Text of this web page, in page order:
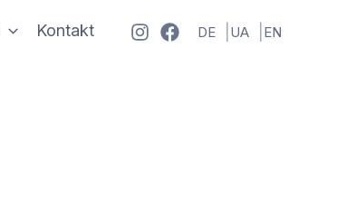
Kontakt DE UA EN